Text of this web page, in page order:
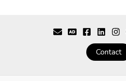
Contact